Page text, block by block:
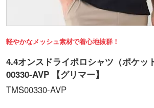
軽やかなメッシュ素材で着心地抜群！
4.4オンスドライポロシャツ（ポケッ
00330-AVP 【グリマー】
TMS00330-AVP